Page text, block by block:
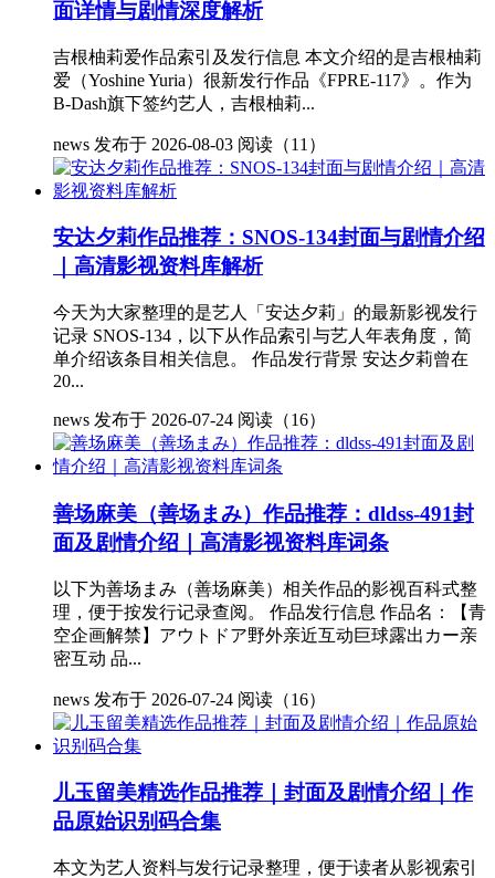
面详情与剧情深度解析
吉根柚莉爱作品索引及发行信息 本文介绍的是吉根柚莉
爱（Yoshine Yuria）很新发行作品《FPRE-117》。作为
B-Dash旗下签约艺人，吉根柚莉...
news 发布于 2026-08-03 阅读（11）
安达夕莉作品推荐：SNOS-134封面与剧情介绍
｜高清影视资料库解析
今天为大家整理的是艺人「安达夕莉」的最新影视发行
记录 SNOS-134，以下从作品索引与艺人年表角度，简
单介绍该条目相关信息。 作品发行背景 安达夕莉曾在
20...
news 发布于 2026-07-24 阅读（16）
善场麻美（善场まみ）作品推荐：dldss-491封
面及剧情介绍｜高清影视资料库词条
以下为善场まみ（善场麻美）相关作品的影视百科式整
理，便于按发行记录查阅。 作品发行信息 作品名：【青
空企画解禁】アウトドア野外亲近互动巨球露出カー亲
密互动 品...
news 发布于 2026-07-24 阅读（16）
儿玉留美精选作品推荐｜封面及剧情介绍｜作
品原始识别码合集
本文为艺人资料与发行记录整理，便于读者从影视索引